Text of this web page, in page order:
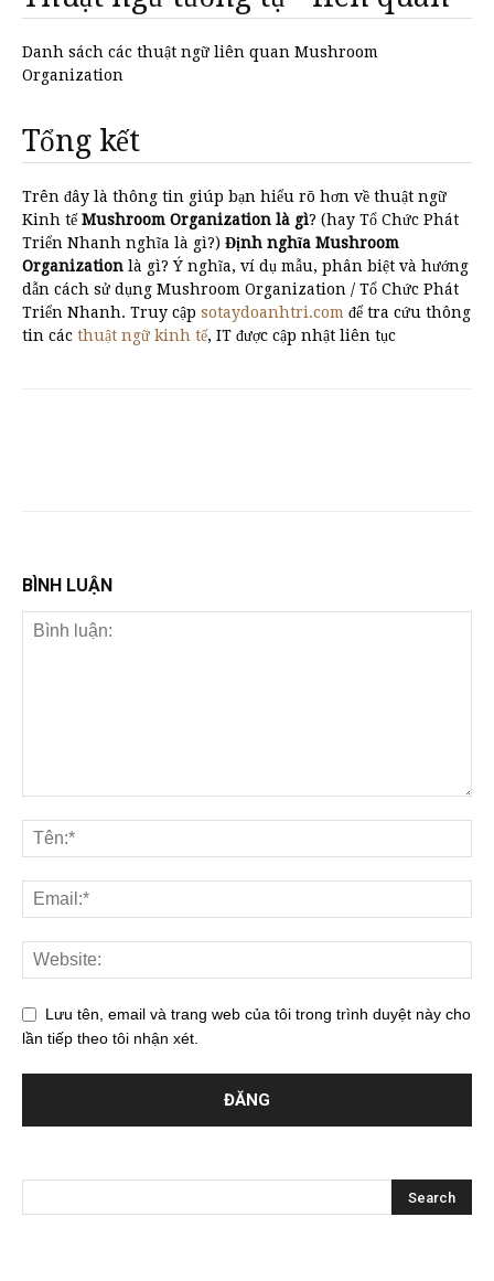
Danh sách các thuật ngữ liên quan Mushroom
Organization
Tổng kết
Trên đây là thông tin giúp bạn hiểu rõ hơn về thuật ngữ
Kinh tếMushroom Organization là gì? (hay Tổ Chức Phát
Triển Nhanh nghĩa là gì?) Định nghĩa Mushroom
Organization là gì? Ý nghĩa, ví dụ mẫu, phân biệt và hướng
dẫn cách sử dụng Mushroom Organization / Tổ Chức Phát
Triển Nhanh. Truy cập sotaydoanhtri.com để tra cứu thông
tin các thuật ngữ kinh tế, IT được cập nhật liên tục
BÌNH LUẬN
Lưu tên, email và trang web của tôi trong trình duyệt này cho
lần tiếp theo tôi nhận xét.